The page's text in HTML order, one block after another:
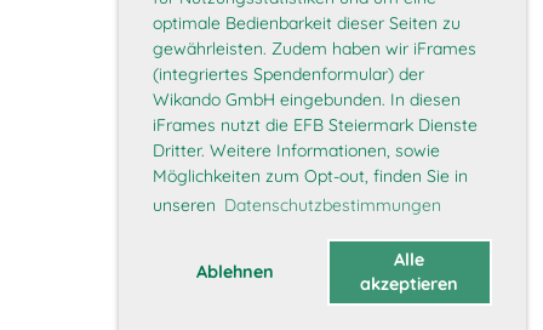
optimale Bedienbarkeit dieser Seiten zu
gewährleisten. Zudem haben wir iFrames
(integriertes Spendenformular) der
Wikando GmbH eingebunden. In diesen
iFrames nutzt die EFB Steiermark Dienste
Dritter. Weitere Informationen, sowie
Möglichkeiten zum Opt-out, finden Sie in
unseren Datenschutzbestimmungen
Ablehnen
Alle
akzeptieren